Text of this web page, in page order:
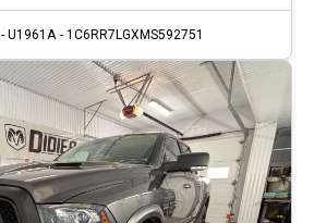
- U1961A - 1C6RR7LGXMS592751